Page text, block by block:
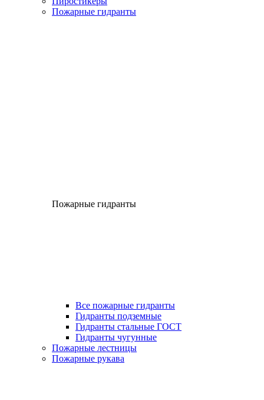
Пожарные гидранты
Пожарные гидранты
Все пожарные гидранты
Гидранты подземные
Гидранты стальные ГОСТ
Гидранты чугунные
Пожарные лестницы
Пожарные рукава